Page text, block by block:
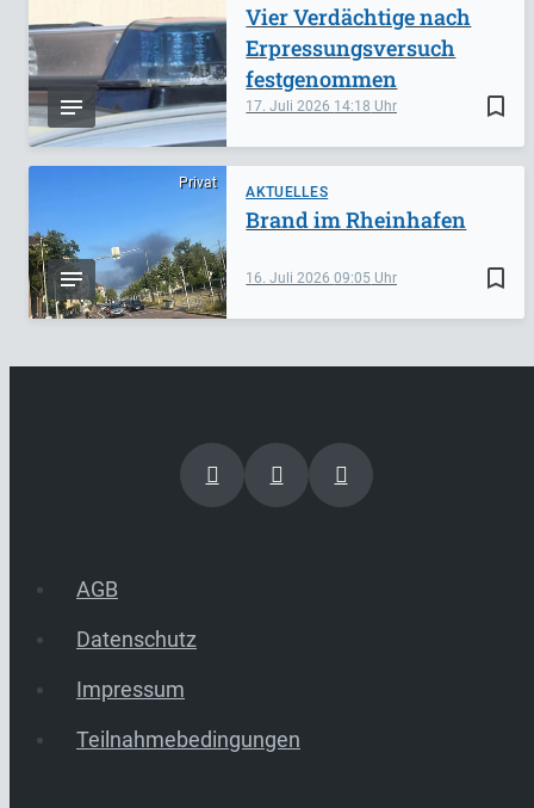
bookmark_border
17. Juli 2026 14:18
Vier Verdächtige nach
Erpressungsversuch
festgenommen
Privat
AKTUELLES
bookmark_border
16. Juli 202609:05
Brand im Rheinhafen
AGB
Datenschutz
Impressum
Teilnahmebedingungen